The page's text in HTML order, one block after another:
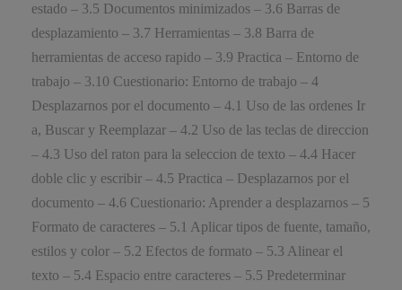
estado – 3.5 Documentos minimizados – 3.6 Barras de
desplazamiento – 3.7 Herramientas – 3.8 Barra de
herramientas de acceso rapido – 3.9 Practica – Entorno de
trabajo – 3.10 Cuestionario: Entorno de trabajo – 4
Desplazarnos por el documento – 4.1 Uso de las ordenes Ir
a, Buscar y Reemplazar – 4.2 Uso de las teclas de direccion
– 4.3 Uso del raton para la seleccion de texto – 4.4 Hacer
doble clic y escribir – 4.5 Practica – Desplazarnos por el
documento – 4.6 Cuestionario: Aprender a desplazarnos – 5
Formato de caracteres – 5.1 Aplicar tipos de fuente, tamaño,
estilos y color – 5.2 Efectos de formato – 5.3 Alinear el
texto – 5.4 Espacio entre caracteres – 5.5 Predeterminar